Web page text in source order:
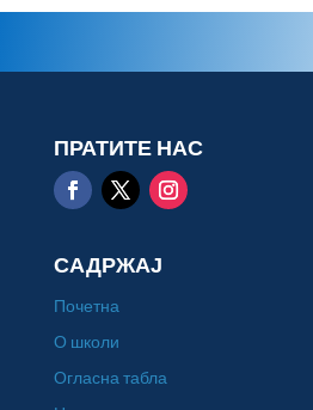
ПРАТИТЕ НАС
САДРЖАЈ
Почетна
О школи
Огласна табла